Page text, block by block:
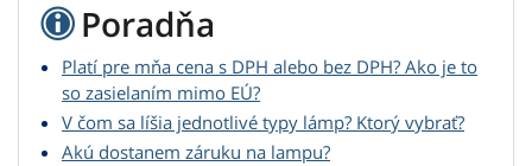
Poradňa
Platí pre mňa cena s DPH alebo bez DPH? Ako je to
so zasielaním mimo EÚ?
V čom sa líšia jednotlivé typy lámp? Ktorý vybrať?
Akú dostanem záruku na lampu?